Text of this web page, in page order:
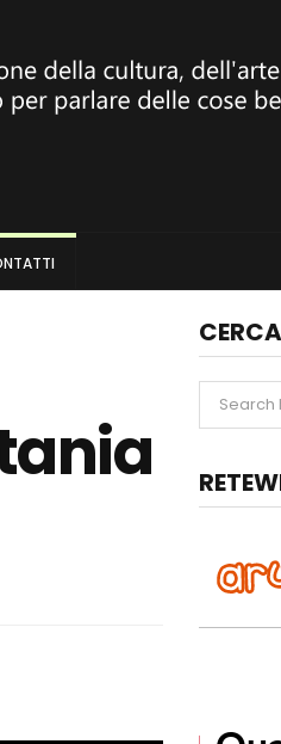
CERCA